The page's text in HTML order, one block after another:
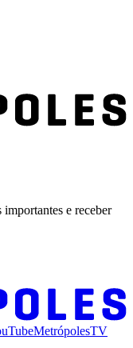
e receber
MetrópolesTV